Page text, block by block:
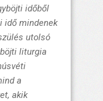
időből
idő mindenek
utolsó
liturgia
a
akik